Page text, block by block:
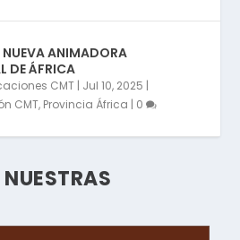
NUEVA ANIMADORA
DE ÁFRICA
CMT | Jul 10, 2025 |
CMT, Provincia África | 0